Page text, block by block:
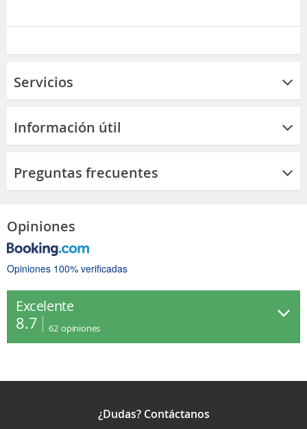
Servicios
Información útil
Preguntas frecuentes
Opiniones
Opiniones 100% verificadas
Excelente
8.7 62 opiniones
¿Dudas? Contáctanos